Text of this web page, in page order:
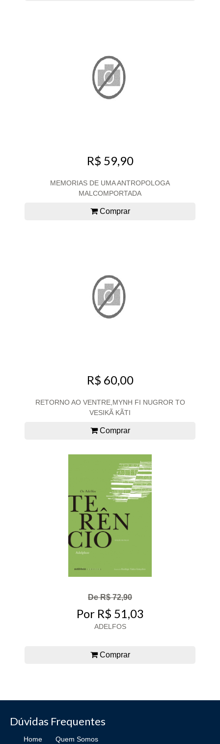
R$ 59,90
MEMORIAS DE UMA ANTROPOLOGA
MALCOMPORTADA
Comprar
R$ 60,00
RETORNO AO VENTRE,MYNH FI NUGROR TO
VESIKÃ KÃTI
Comprar
De R$ 72,90
Por R$ 51,03
ADELFOS
Comprar
Dúvidas Frequentes
Home Quem Somos